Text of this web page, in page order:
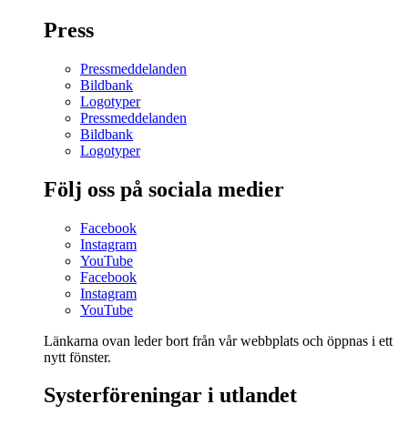
Press
Pressmeddelanden
Bildbank
Logotyper
Pressmeddelanden
Bildbank
Logotyper
Följ oss på sociala medier
Facebook
Instagram
YouTube
Facebook
Instagram
YouTube
Länkarna ovan leder bort från vår webbplats och öppnas i ett
nytt fönster.
Systerföreningar i utlandet